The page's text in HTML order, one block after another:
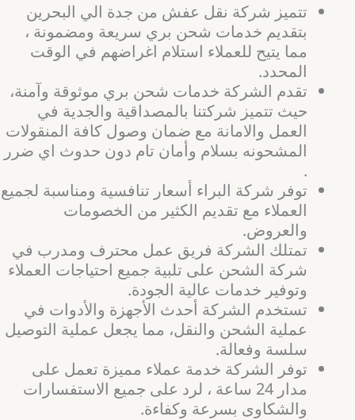
تتميز شركة نقل عفش من جدة الي البحرين
بتقديم خدمات شحن بري سريعة ومضمونة ،
مما يتيح للعملاء استلام اغراضهم في الوقت
المحدد.
تقدم الشركة خدمات شحن بري موثوقة وآمنة،
حيث تتميز شركتنا بالمصداقية والجدية في
العمل والامانة مع ضمان وصول كافة المنقولات
المشحونه بسلام وأمان تام دون حدوث اي ضرر
.
توفر شركة البراء أسعار تنافسية ومناسبة لجميع
العملاء مع تقديم الكثير من الخصومات
والعروض.
تمتلك الشركة فريق عمل محترف ومدرب في
شركة الشحن على تلبية جميع احتياجات العملاء
وتوفير خدمات عالية الجودة.
تستخدم الشركة أحدث الأجهزة والأدوات في
عملية الشحن والنقل، مما يجعل عملية التوصيل
سلسة وفعالة.
توفر الشركة خدمة عملاء مميزة تعمل على
مدار 24 ساعة ، لرد على جميع الاستفسارات
والشكاوى بسرعة وكفاءة.